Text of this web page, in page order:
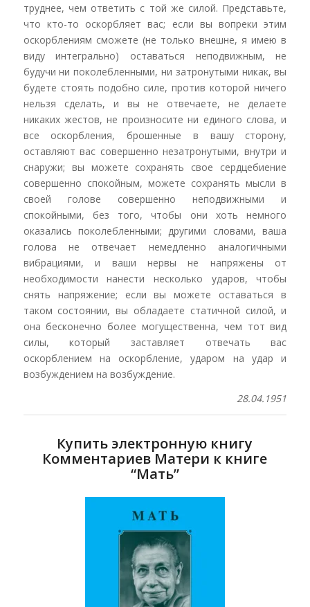
труднее, чем ответить с той же силой. Представьте,
что кто-то оскорбляет вас; если вы вопреки этим
оскорблениям сможете (не только внешне, я имею в
виду интегрально) оставаться неподвижным, не
будучи ни поколебленными, ни затронутыми никак, вы
будете стоять подобно силе, против которой ничего
нельзя сделать, и вы не отвечаете, не делаете
никаких жестов, не произносите ни единого слова, и
все оскорбления, брошенные в вашу сторону,
оставляют вас совершенно незатронутыми, внутри и
снаружи; вы можете сохранять свое сердцебиение
совершенно спокойным, можете сохранять мысли в
своей голове совершенно неподвижными и
спокойными, без того, чтобы они хоть немного
оказались поколебленными; другими словами, ваша
голова не отвечает немедленно аналогичными
вибрациями, и ваши нервы не напряжены от
необходимости нанести несколько ударов, чтобы
снять напряжение; если вы можете оставаться в
таком состоянии, вы обладаете статичной силой, и
она бесконечно более могущественна, чем тот вид
силы, который заставляет отвечать вас
оскорблением на оскорбление, ударом на удар и
возбуждением на возбуждение.
28.04.1951
Купить электронную книгу
Комментариев Матери к книге
“Мать”